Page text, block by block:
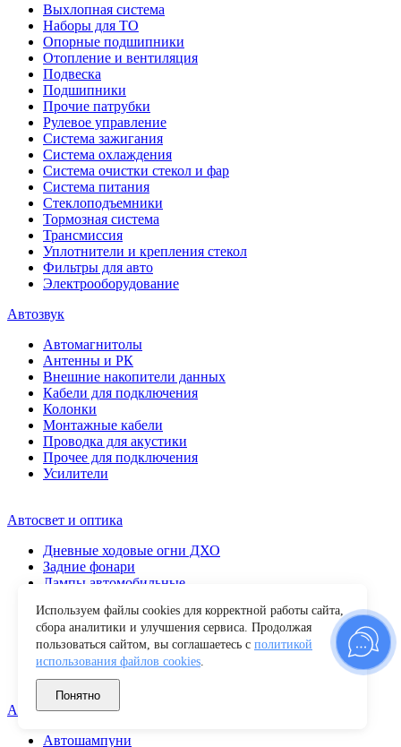
Выхлопная система
Наборы для ТО
Опорные подшипники
Отопление и вентиляция
Подвеска
Подшипники
Прочие патрубки
Рулевое управление
Система зажигания
Система охлаждения
Система очистки стекол и фар
Система питания
Стеклоподъемники
Тормозная система
Трансмиссия
Уплотнители и крепления стекол
Фильтры для авто
Электрооборудование
Автозвук
Автомагнитолы
Антенны и РК
Внешние накопители данных
Кабели для подключения
Колонки
Монтажные кабели
Проводка для акустики
Прочее для подключения
Усилители
Автосвет и оптика
Дневные ходовые огни ДХО
Задние фонари
Лампы автомобильные
Повторители поворота
Противотуманные фары
Прочие
Светодиодные балки
Фары рабочего света
Автохимия и уход
Автошампуни
Используем файлы cookies для корректной работы сайта,
сбора аналитики и улучшения сервиса. Продолжая
пользоваться сайтом, вы соглашаетесь с политикой
использования файлов cookies.
Понятно